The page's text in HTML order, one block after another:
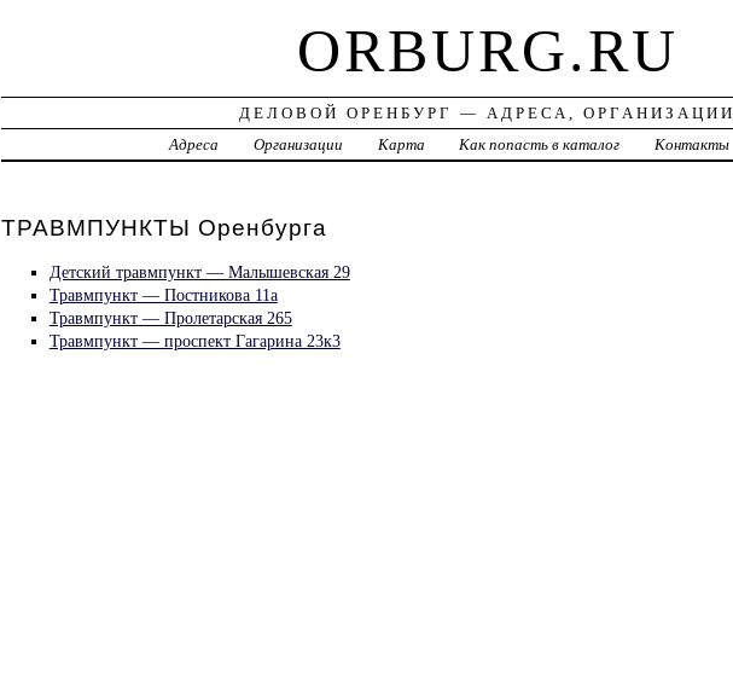
ORBURG.RU
ДЕЛОВОЙ ОРЕНБУРГ — АДРЕСА, ОРГАНИЗАЦИИ
Адреса
Организации Карта Как попасть в каталог Контакты
ТРАВМПУНКТЫ Оренбурга
Детский травмпункт — Малышевская 29
Травмпункт — Постникова 11а
Травмпункт — Пролетарская 265
Травмпункт — проспект Гагарина 23к3